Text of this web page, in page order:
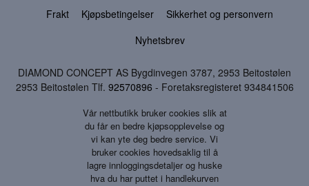
Frakt Kjøpsbetingelser
Sikkerhet og personvern
Nyhetsbrev
DIAMOND CONCEPT AS Bygdinvegen 3787, 2953 Beitostølen
2953 Beitostølen Tlf. 92570896 - Foretaksregisteret 934841506
Vår nettbutikk bruker cookies slik at
du får en bedre kjøpsopplevelse og
vi kan yte deg bedre service. Vi
bruker cookies hovedsaklig til å
lagre innloggingsdetaljer og huske
hva du har puttet i handlekurven